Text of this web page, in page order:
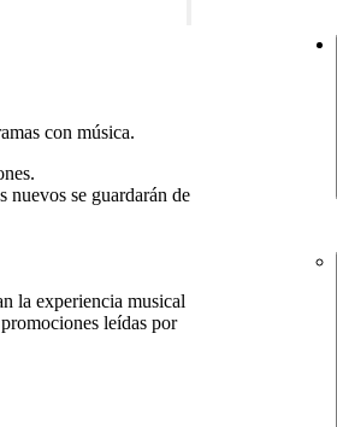
con música.
nuevos se guardarán de
la experiencia musical
leídas por